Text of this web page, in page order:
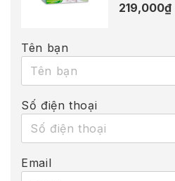
219,000₫
Tên bạn
Số điện thoại
Email